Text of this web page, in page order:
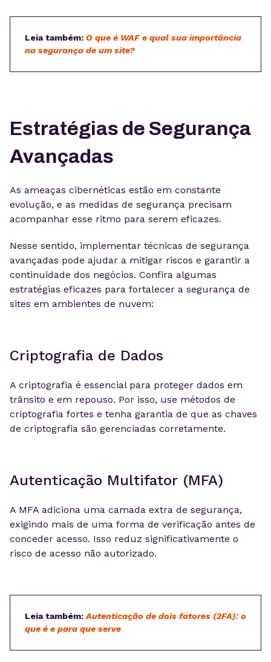
Leia também: O que é WAF e qual sua importância
na segurança de um site?
Estratégias de Segurança
Avançadas
As ameaças cibernéticas estão em constante
evolução, e as medidas de segurança precisam
acompanhar esse ritmo para serem eficazes.
Nesse sentido, implementar técnicas de segurança
avançadas pode ajudar a mitigar riscos e garantir a
continuidade dos negócios. Confira algumas
estratégias eficazes para fortalecer a segurança de
sites em ambientes de nuvem:
Criptografia de Dados
A criptografia é essencial para proteger dados em
trânsito e em repouso. Por isso, use métodos de
criptografia fortes e tenha garantia de que as chaves
de criptografia são gerenciadas corretamente.
Autenticação Multifator (MFA)
A MFA adiciona uma camada extra de segurança,
exigindo mais de uma forma de verificação antes de
conceder acesso. Isso reduz significativamente o
risco de acesso não autorizado.
Leia também: Autenticação de dois fatores (2FA): o
que é e para que serve